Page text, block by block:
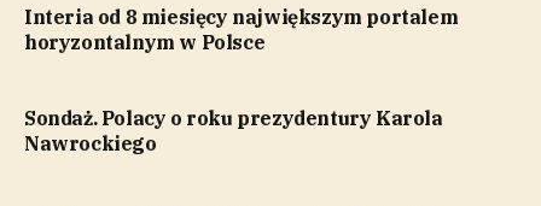
Interia od 8 miesięcy największym portalem
horyzontalnym w Polsce
Sondaż. Polacy o roku prezydentury Karola
Nawrockiego